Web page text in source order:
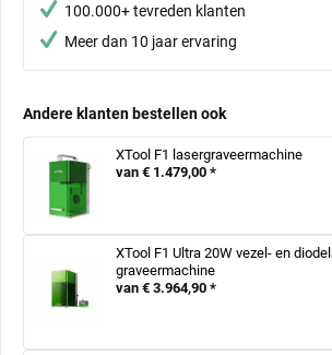
100.000+ tevreden klanten
Meer dan 10 jaar ervaring
Andere klanten bestellen ook
XTool F1 lasergraveermachine
van € 1.479,00 *
XTool F1 Ultra 20W vezel- en
graveermachine
van € 3.964,90 *